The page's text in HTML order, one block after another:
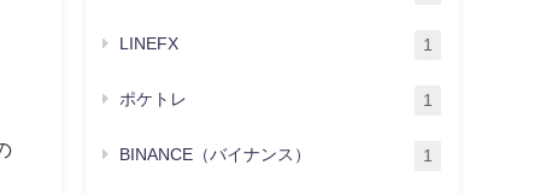
LINEFX 1
ポケトレ 1
BINANCE（バイナンス） 1